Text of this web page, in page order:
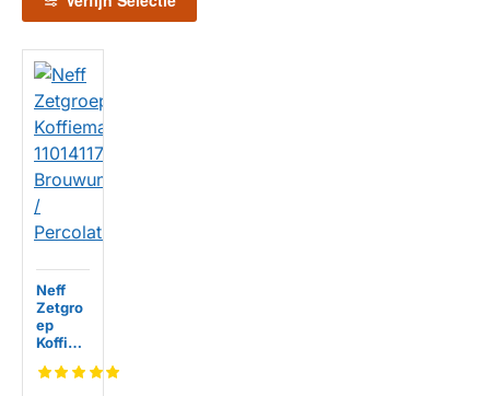
Neff
Zetgro
ep
Koffiem
1101411